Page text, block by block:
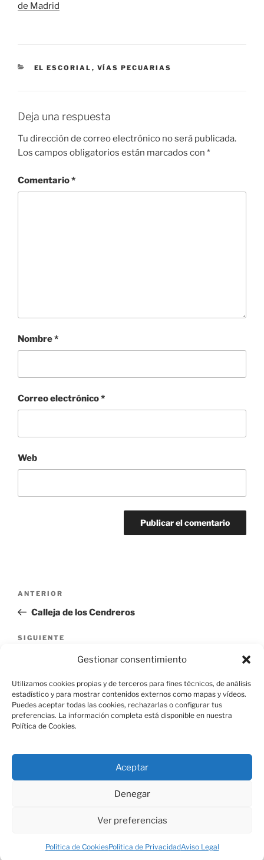
Gestionar consentimiento
Utilizamos cookies propias y de terceros para fines técnicos, de análisis
estadístico y para mostrar contenidos externos como mapas y vídeos.
Puedes aceptar todas las cookies, rechazarlas o configurar tus
preferencias. La información completa está disponible en nuestra
Política de Cookies.
Aceptar
Denegar
Ver preferencias
Política de CookiesPolítica de PrivacidadAviso Legal
de Madrid
CATEGORÍAS
EL ESCORIAL , VÍAS PECUARIAS
Deja una respuesta
Tu dirección de correo electrónico no será publicada.
Los campos obligatorios están marcados con *
Comentario*
Nombre*
Correo electrónico*
Web
entradas
Entrada
anterior:
ANTERIOR
Calleja de los Cendreros
Siguiente
SIGUIENTE
Colada de las Latas